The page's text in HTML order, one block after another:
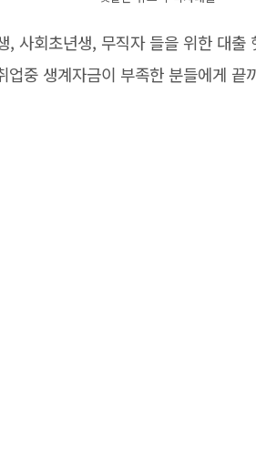
, 사회초년생, 무직자 들을 위한 대출
업중 생계자금이 부족한 분들에게 끝